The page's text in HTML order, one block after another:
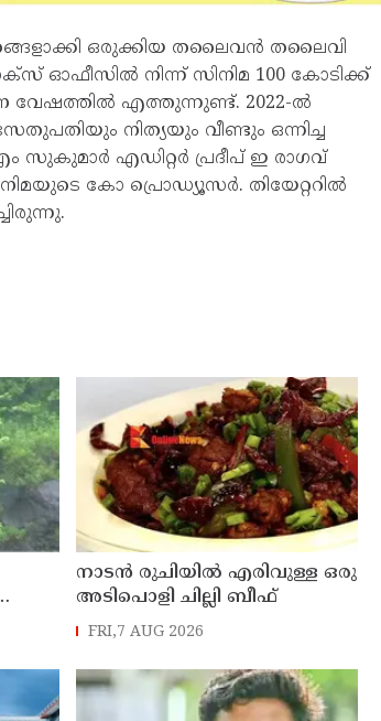
ഒരുക്കിയ തലൈവൻ തലൈവി
നിന്ന് സിനിമ 100 കോടിക്ക്
വേഷത്തിൽ എത്തുന്നുണ്ട്. 2022-ൽ
നിത്യയും വീണ്ടും ഒന്നിച്ച
എഡിറ്റർ പ്രദീപ് ഇ രാഗവ്
കോ പ്രൊഡ്യൂസർ. തിയേറ്ററിൽ
നാടൻ രുചിയിൽ എരിവുള്ള ഒരു
അടിപൊളി ചില്ലി ബീഫ്
FRI,7 AUG 2026